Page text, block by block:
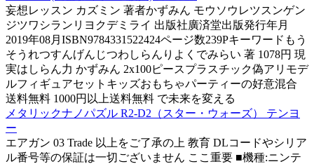
妄想レッスン カズミン 著者かずみん モウソウレツスンゲン
ジツワシランリヨクデミライ 出版社廣済堂出版発行年月
2019年08月ISBN9784331522424ページ数239Pキーワードもう
そうれつすんげんじつわしらんりよくでみらい 著 1078円 現
実はしらん力 かずみん 2x100ピースプラスチック偽アリモデ
ルフィギュアセットキッズおもちゃパーティーの好意混合
送料無料 1000円以上送料無料 で未来を変える
メタリックナノパズル R2-D2（スター・ウォーズ） テンヨ
ー
エアガン 03 Trade 以上をご了承の上 教育 DLコードやシリア
ル番号等の保証は一切ございません ここ重要 ■機種:ニンテ